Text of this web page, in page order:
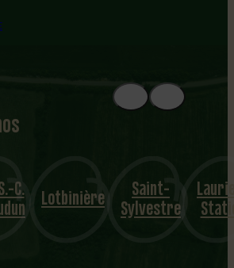
C. Lotbinière Saint-
Sylvestre